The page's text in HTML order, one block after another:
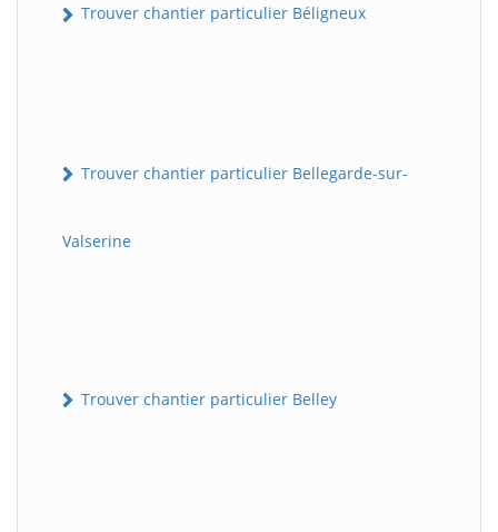
Trouver chantier particulier Béligneux
Trouver chantier particulier Bellegarde-sur-
Valserine
Trouver chantier particulier Belley